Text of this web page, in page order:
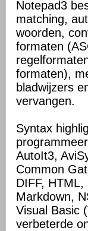
Notepad3
matching,
woorden,
formaten
formaten),
bladwijzers
vervangen.
Syntax
AutoIt3,
Common
DIFF,
Markdown,
Visual Basic
verbeterde